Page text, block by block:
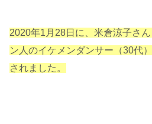
2020年1月28日に、米倉涼子さ
ン人のイケメンダンサー（30代
されました。